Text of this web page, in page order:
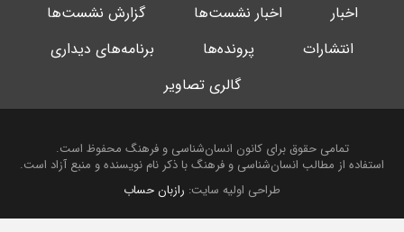
اخبار اخبار نشست‌ها
گزارش نشست‌ها
انتشارات
پرونده‌ها
برنامه‌های دیداری
گالری تصاویر
تمامی حقوق برای کانون انسان‌شناسی و فرهنگ محفوظ است.
استفاده از مطالب انسان‌شناسی و فرهنگ با ذکر نام نویسنده و منبع آزاد است.
طراحی اولیه سایت:رازبان حساب